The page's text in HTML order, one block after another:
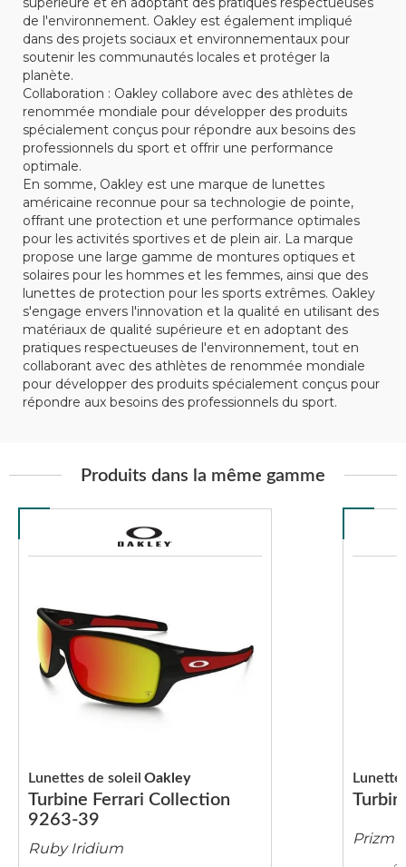
de l'environnement. Oakley est également impliqué
dans des projets sociaux et environnementaux pour
soutenir les communautés locales et protéger la
planète.
Collaboration : Oakley collabore avec des athlètes de
renommée mondiale pour développer des produits
spécialement conçus pour répondre aux besoins des
professionnels du sport et offrir une performance
optimale.
En somme, Oakley est une marque de lunettes
américaine reconnue pour sa technologie de pointe,
offrant une protection et une performance optimales
pour les activités sportives et de plein air. La marque
propose une large gamme de montures optiques et
solaires pour les hommes et les femmes, ainsi que des
lunettes de protection pour les sports extrêmes. Oakley
s'engage envers l'innovation et la qualité en utilisant des
matériaux de qualité supérieure et en adoptant des
pratiques respectueuses de l'environnement, tout en
collaborant avec des athlètes de renommée mondiale
pour développer des produits spécialement conçus pour
répondre aux besoins des professionnels du sport.
Produits dans la même gamme
Turbine Ferrari Collection
9263-39
Lunettes de soleil Oakley
Ruby Iridium
Prizm